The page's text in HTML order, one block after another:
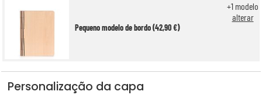
Pequeno modelo de bordo (42,90 €)
+1 modelo
alterar
Personalização da capa